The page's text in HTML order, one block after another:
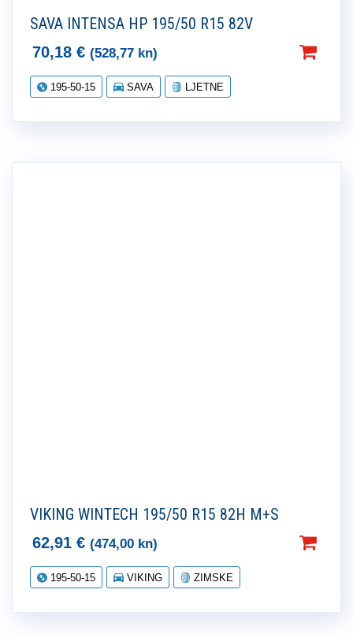
SAVA INTENSA HP 195/50 R15 82V
70,18 € (528,77 kn)
195-50-15 SAVA LJETNE
VIKING WINTECH 195/50 R15 82H M+S
62,91 € (474,00 kn)
195-50-15 VIKING ZIMSKE